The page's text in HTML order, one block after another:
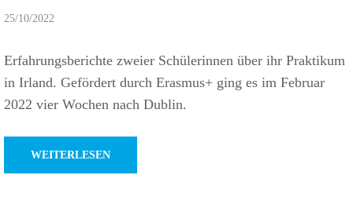
25/10/2022
Erfah­rungs­be­richte zweier Schü­le­rinnen über ihr Prak­tikum
in Irland. Geför­dert durch Erasmus+ ging es im Februar
2022 vier Wochen nach Dublin.
WEITERLESEN